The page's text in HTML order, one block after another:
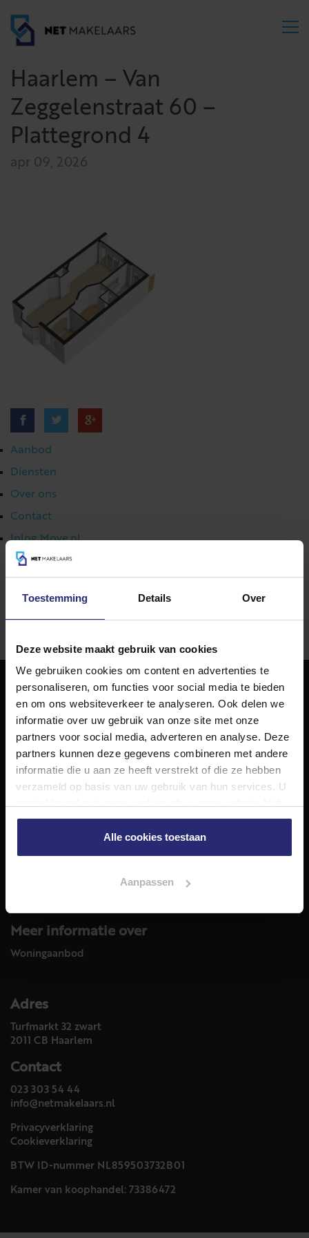
Toestemming Details Over
Deze website maakt gebruik van cookies
We gebruiken cookies om content en advertenties te
personaliseren, om functies voor social media te bieden
en om ons websiteverkeer te analyseren. Ook delen we
informatie over uw gebruik van onze site met onze
partners voor social media, adverteren en analyse. Deze
partners kunnen deze gegevens combineren met andere
informatie die u aan ze heeft verstrekt of die ze hebben
verzameld op basis van uw gebruik van hun services. U
gebruiken.
Alle cookies toestaan
Aanpassen
Haarlem – Van
Zeggelenstraat 60 –
Plattegrond 4
apr 09, 2026
Aanbod
Diensten
Over ons
Contact
Inlog Move.nl
NET Makelaars
NET Makelaars is een modern makelaarskantoor met
decennialange ervaring in het vak en diepgaande kennis
van de huizenmarkt in Haarlem en omstreken.
Volg ons op
Meer informatie over
Woningaanbod
Adres
Turfmarkt 32 zwart
2011 CB Haarlem
Contact
023 303 54 44
info@netmakelaars.nl
Privacyverklaring
Cookieverklaring
BTW ID-nummer NL859503732B01
Kamer van koophandel: 73386472